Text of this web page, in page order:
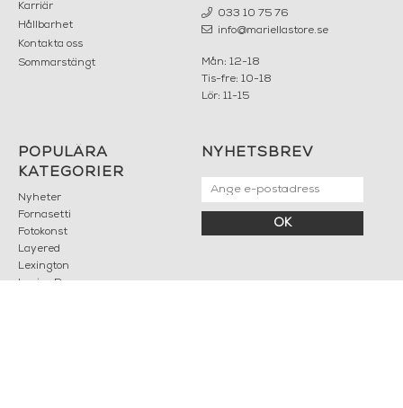
Karriär
Hållbarhet
Kontakta oss
Sommarstängt
033 10 75 76
info@mariellastore.se
Mån: 12-18
Tis-fre: 10-18
Lör: 11-15
POPULÄRA
KATEGORIER
Nyheter
Fornasetti
Fotokonst
Layered
Lexington
Louise Roe
NYHETSBREV
OK